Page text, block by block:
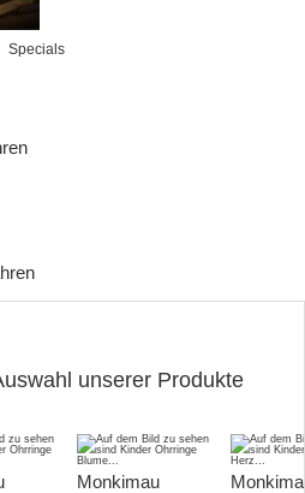
Specials
unserer Produkte
Monkimau